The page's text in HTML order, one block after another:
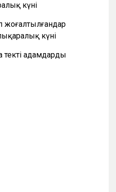
күні
жоғалтылғандар
күні
адамдардың